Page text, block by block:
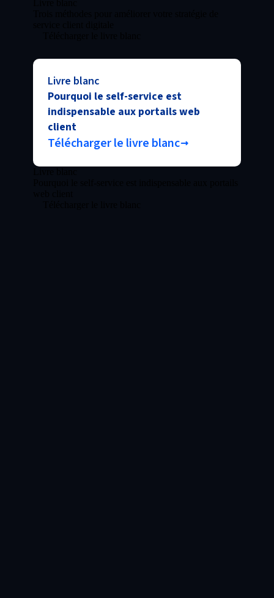
Livre blanc
Pourquoi le self-service est
indispensable aux portails web
client
Télécharger le livre blanc